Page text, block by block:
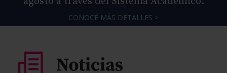
CONOCÉ MÁS DETALLES >